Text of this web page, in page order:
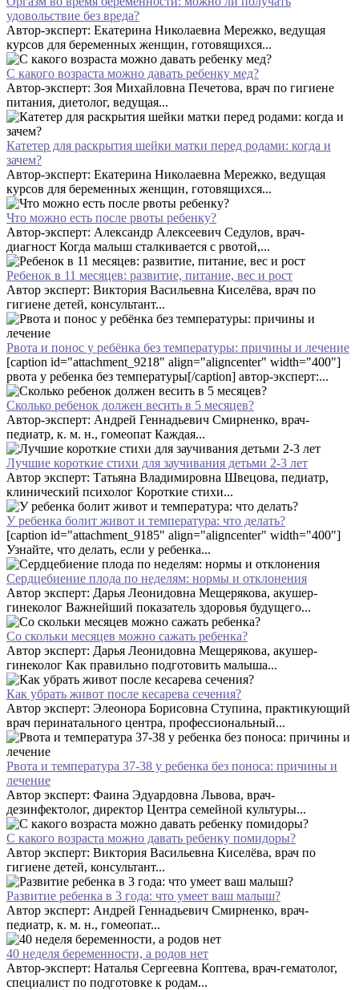
удовольствие без вреда?
Автор-эксперт: Екатерина Николаевна Мережко, ведущая
курсов для беременных женщин, готовящихся...
С какого возраста можно давать ребенку мед?
Автор-эксперт: Зоя Михайловна Печетова, врач по гигиене
питания, диетолог, ведущая...
Катетер для раскрытия шейки матки перед родами: когда и
зачем?
Автор-эксперт: Екатерина Николаевна Мережко, ведущая
курсов для беременных женщин, готовящихся...
Что можно есть после рвоты ребенку?
Автор-эксперт: Александр Алексеевич Седулов, врач-
диагност Когда малыш сталкивается с рвотой,...
Ребенок в 11 месяцев: развитие, питание, вес и рост
Автор эксперт: Виктория Васильевна Киселёва, врач по
гигиене детей, консультант...
Рвота и понос у ребёнка без температуры: причины и лечение
[caption id="attachment_9218" align="aligncenter" width="400"]
рвота у ребенка без температуры[/caption] автор-эксперт:...
Сколько ребенок должен весить в 5 месяцев?
Автор-эксперт: Андрей Геннадьевич Смирненко, врач-
педиатр, к. м. н., гомеопат Каждая...
Лучшие короткие стихи для заучивания детьми 2-3 лет
Автор эксперт: Татьяна Владимировна Швецова, педиатр,
клинический психолог Короткие стихи...
У ребенка болит живот и температура: что делать?
[caption id="attachment_9185" align="aligncenter" width="400"]
Узнайте, что делать, если у ребенка...
Сердцебиение плода по неделям: нормы и отклонения
Автор эксперт: Дарья Леонидовна Мещерякова, акушер-
гинеколог Важнейший показатель здоровья будущего...
Со скольки месяцев можно сажать ребенка?
Автор эксперт: Дарья Леонидовна Мещерякова, акушер-
гинеколог Как правильно подготовить малыша...
Как убрать живот после кесарева сечения?
Автор эксперт: Элеонора Борисовна Ступина, практикующий
врач перинатального центра, профессиональный...
Рвота и температура 37-38 у ребенка без поноса: причины и
лечение
Автор эксперт: Фаина Эдуардовна Львова, врач-
дезинфектолог, директор Центра семейной культуры...
С какого возраста можно давать ребенку помидоры?
Автор эксперт: Виктория Васильевна Киселёва, врач по
гигиене детей, консультант...
Развитие ребенка в 3 года: что умеет ваш малыш?
Автор эксперт: Андрей Геннадьевич Смирненко, врач-
педиатр, к. м. н., гомеопат...
40 неделя беременности, а родов нет
Автор-эксперт: Наталья Сергеевна Коптева, врач-гематолог,
специалист по подготовке к родам...